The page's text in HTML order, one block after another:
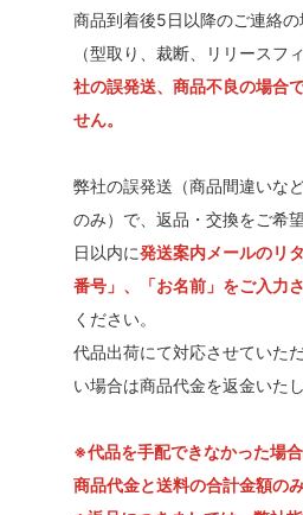
商品到着後5日以降のご連絡
（型取り、裁断、リリースフ
社の誤発送、商品不良の場合
せん。
弊社の誤発送（商品間違いな
のみ）で、返品・交換をご希
日以内に発送案内メールのリ
番号」、「お名前」をご入力
ください。
代品出荷にて対応させていた
い場合は商品代金を返金いたし
※代品を手配できなかった場
商品代金と送料の合計金額の